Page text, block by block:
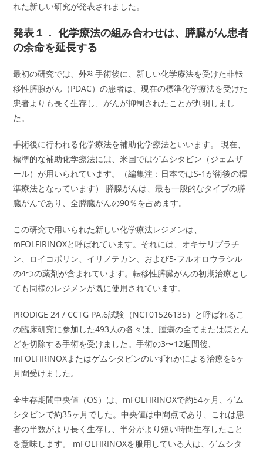
れた新しい研究が発表されました。
発表１． 化学療法の組み合わせは、膵臓がん患者
の余命を延長する
最初の研究では、外科手術後に、新しい化学療法を受けた非転
移性膵腺がん（PDAC）の患者は、現在の標準化学療法を受けた
患者よりも長く生存し、がんが抑制されたことが判明しまし
た。
手術後に行われる化学療法を補助化学療法といいます。 現在、
標準的な補助化学療法には、米国ではゲムシタビン（ジェムザ
ール）が用いられています。（編集注：日本ではS-1が術後の標
準療法となっています） 膵腺がんは、最も一般的なタイプの膵
臓がんであり、全膵臓がんの90％を占めます。
この研究で用いられた新しい化学療法レジメンは、
mFOLFIRINOXと呼ばれています。それには、オキサリプラチ
ン、ロイコボリン、イリノテカン、および5-フルオロウラシル
の4つの薬剤が含まれています。転移性膵臓がんの初期治療とし
ても同様のレジメンが既に使用されています。
PRODIGE 24 / CCTG PA.6試験（NCT01526135）と呼ばれるこ
の臨床研究に参加した493人の各々は、腫瘍の全てまたはほとん
どを切除する手術を受けました。手術の3〜12週間後、
mFOLFIRINOXまたはゲムシタビンのいずれかによる治療を6ヶ
月間受けました。
全生存期間中央値（OS）は、mFOLFIRINOXで約54ヶ月、ゲム
シタビンで約35ヶ月でした。中央値は中間点であり、これは患
者の半数がより長く生存し、半分がより短い時間生存したこと
を意味します。 mFOLFIRINOXを服用している人は、ゲムシタ